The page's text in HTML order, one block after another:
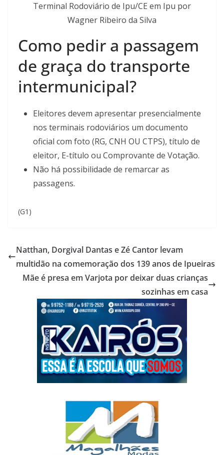
Terminal Rodoviário de Ipu/CE em Ipu por
Wagner Ribeiro da Silva
Como pedir a passagem
de graça do transporte
intermunicipal?
Eleitores devem apresentar presencialmente
nos terminais rodoviários um documento
oficial com foto (RG, CNH OU CTPS), título de
eleitor, E-título ou Comprovante de Votação.
Não há possibilidade de remarcar as
passagens.
(G1)
Natthan, Dorgival Dantas e Zé Cantor levam
multidão na comemoração dos 139 anos de Ipueiras
Mãe é presa em Varjota por deixar duas crianças
sozinhas em casa